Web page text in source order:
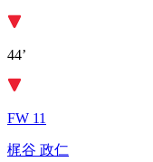
44’
FW 11
梶谷 政仁